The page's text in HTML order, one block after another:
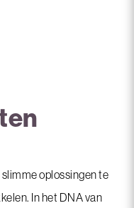
oplossingen te
In het DNA van